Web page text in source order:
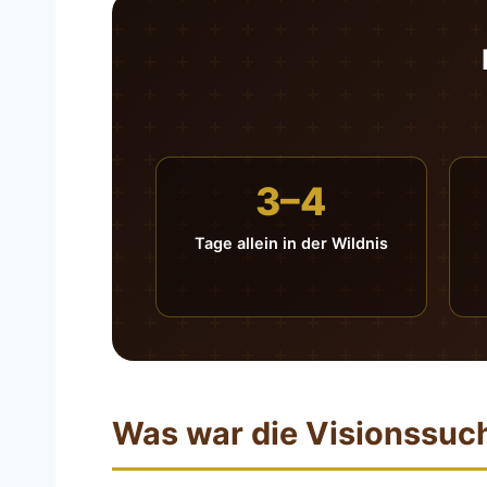
3–4
Tage allein in der Wildnis
Was war die